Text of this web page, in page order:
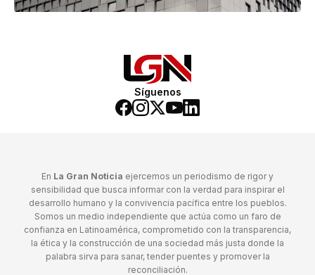
Síguenos
En La Gran Noticia ejercemos un periodismo de rigor y
sensibilidad que busca informar con la verdad para inspirar el
desarrollo humano y la convivencia pacífica entre los pueblos.
Somos un medio independiente que actúa como un faro de
confianza en Latinoamérica, comprometido con la transparencia,
la ética y la construcción de una sociedad más justa donde la
palabra sirva para sanar, tender puentes y promover la
reconciliación.